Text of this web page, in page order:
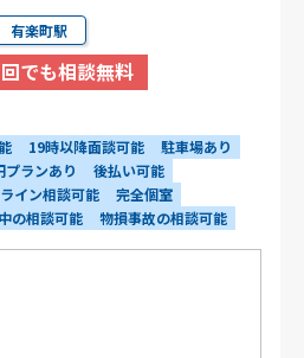
有楽町駅
でも相談無料
19時以降面談可能
駐車場あり
プランあり
後払い可能
イン相談可能
完全個室
の相談可能 物損事故の相談可能